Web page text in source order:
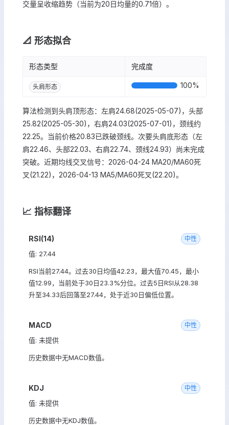
交量呈收缩趋势（当前为20日均量的0.71倍）。
📐 形态拟合
形态类型 完成度
头肩形态 100%
算法检测到头肩顶形态：左肩24.68(2025-05-07)，头部
25.82(2025-05-30)，右肩24.03(2025-07-01)，颈线约
22.25。当前价格20.83已跌破颈线。次要头肩底形态（左
肩22.46、头部22.03、右肩22.74、颈线24.93）尚未完成
突破。近期均线交叉信号：2026-04-24 MA20/MA60死
叉(21.22)，2026-04-13 MA5/MA60死叉(22.20)。
📈 指标翻译
RSI(14) 中性
值: 27.44
RSI当前27.44。过去30日均值42.23，最大值70.45，最小
值12.99，当前处于30日23.3%分位。过去5日RSI从28.38
升至34.33后回落至27.44，处于近30日偏低位置。
MACD 中性
值: 未提供
历史数据中无MACD数值。
KDJ 中性
值: 未提供
历史数据中无KDJ数值。